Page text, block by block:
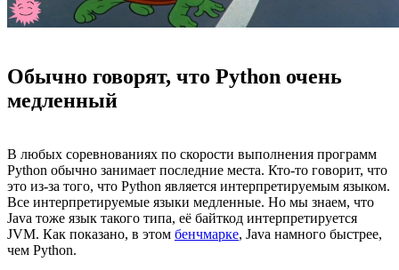
Обычно говорят, что Python очень
медленный
В любых соревнованиях по скорости выполнения программ
Python обычно занимает последние места. Кто-то говорит, что
это из-за того, что Python является интерпретируемым языком.
Все интерпретируемые языки медленные. Но мы знаем, что
Java тоже язык такого типа, её байткод интерпретируется
JVM. Как показано, в этом бенчмарке, Java намного быстрее,
чем Python.